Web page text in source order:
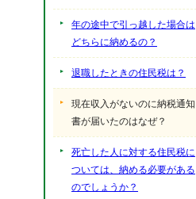
年の途中で引っ越した場合は
どちらに納めるの？
退職したときの住民税は？
現在収入がないのに納税通知
書が届いたのはなぜ？
死亡した人に対する住民税に
ついては、納める必要がある
のでしょうか？